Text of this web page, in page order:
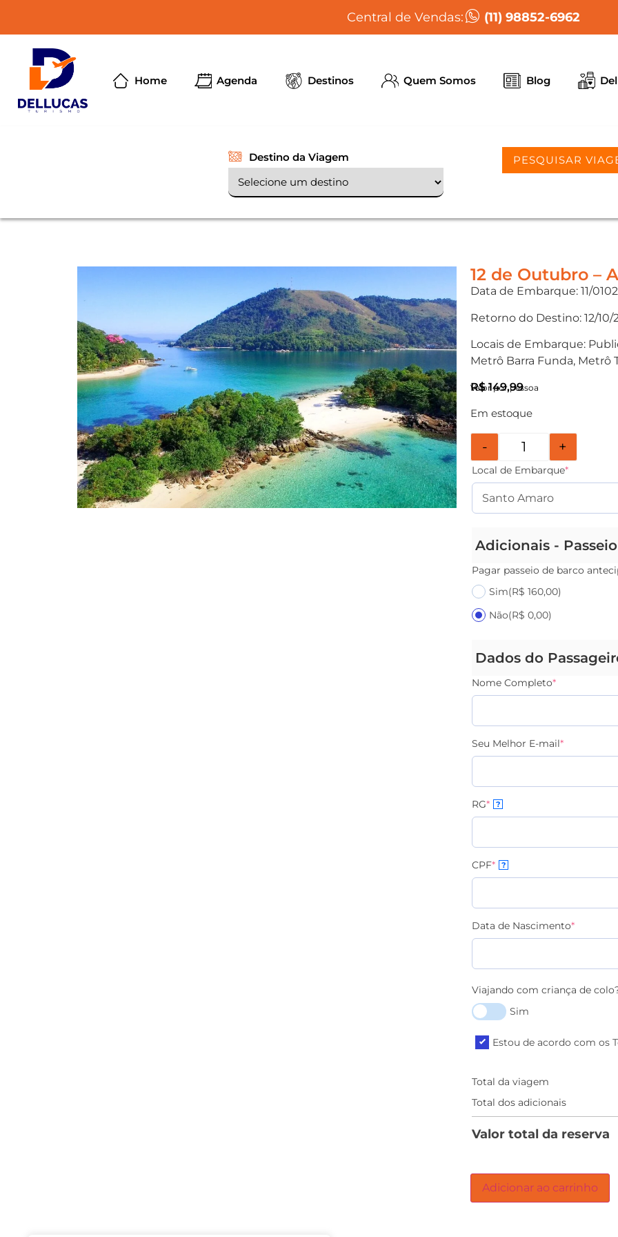
Central de Vendas: (11) 98852-6962
Home Agenda Destinos Quem Somos Blog
Destino da Viagem PESQUISAR
12 de Outubro –
Data de Embarque: 11/
Retorno do Destino: 12/10/
Locais de Embarque:
Metrô Barra Funda, Metrô
R$149,99
Valor por pessoa
Em estoque
- +
Local de Embarque*
Adicionais -
Pagar passeio de barco
Sim(R$ 160,00)
Não(R$ 0,00)
Dados do
Nome Completo*
Seu Melhor E-mail*
RG* ?
CPF* ?
Data de Nascimento*
Viajando com criança de
Sim
Estou de acordo com os
Total da viagem
Total dos adicionais
Valor total da reserva
Adicionar ao carrinho